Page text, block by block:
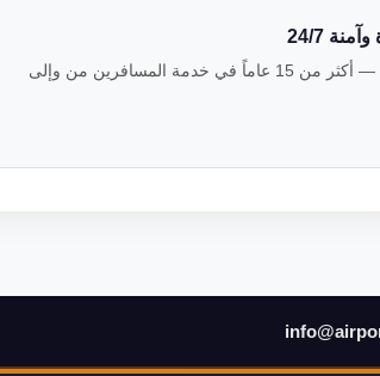
24/7
فريق خبراء النقل الفاخر في فالكون ليموزين — أكثر من 15 عاماً في خدمة المسافرين من وإلى